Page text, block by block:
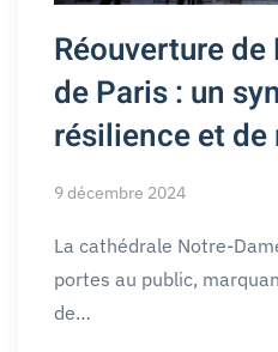
Réouverture
de Paris : un
résilience et de
9 décembre 2024
La cathédrale Notre-
portes au public,
de…